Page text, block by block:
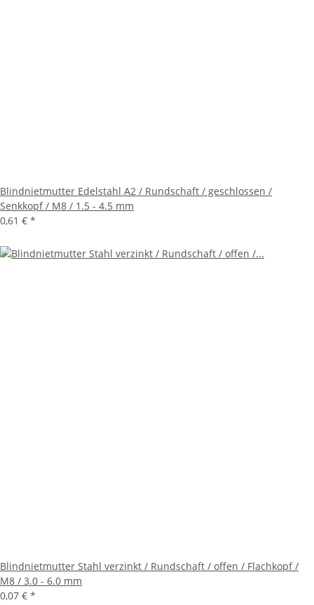
Blindnietmutter Edelstahl A2 / Rundschaft / geschlossen /
Senkkopf / M8 / 1.5 - 4.5 mm
0,61 € *
Blindnietmutter Stahl verzinkt / Rundschaft / offen / Flachkopf /
M8 / 3.0 - 6.0 mm
0,07 € *